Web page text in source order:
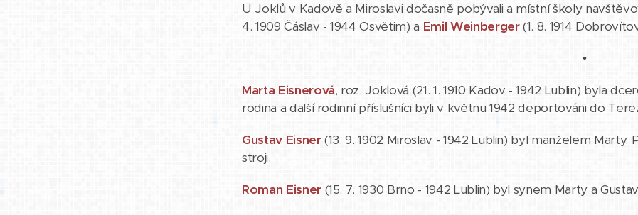
U Joklů v Kadově a Miroslavi dočasně pobývali a místní školy
4. 1909 Čáslav - 1944 Osvětim) a Emil Weinberger(1. 8. 1914
•
Marta Eisnerová, roz. Joklová (21. 1. 1910 Kadov - 1942 Lublin) byla
rodina a další rodinní příslušníci byli v květnu 1942 deportováni do
Gustav Eisner(13. 9. 1902 Miroslav - 1942 Lublin) byl manželem
stroji.
Roman Eisner(15. 7. 1930 Brno - 1942 Lublin) byl synem Marty a